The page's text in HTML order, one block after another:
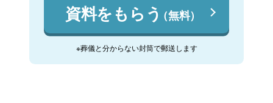
資料をもらう（無料）
※葬儀と分からない封筒で郵送します